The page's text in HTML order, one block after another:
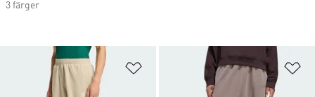
Lägg till på önskelistan
3 färger